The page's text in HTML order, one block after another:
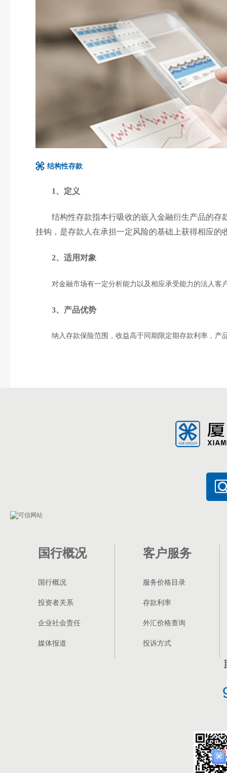
结构性存款
1、定义
结构性存款指本行吸收的嵌入金融衍生产品的
挂钩，是存款人在承担一定风险的基础上获得相应的
2、适用对象
对金融市场有一定分析能力以及相应承受能力的法人客
3、产品优势
纳入存款保险范围，收益高于同期限定期存款利率，
国行概况
国行概况
投资者关系
企业社会责任
媒体报道
客户服务
服务价格目录
存款利率
外汇价格查询
投诉方式